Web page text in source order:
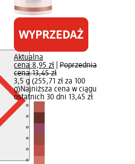
Aktualna
cena:8,95 zł |Poprzednia
cena:13,45 zł
3,5 g (255,71 zł za 100
g)Najniższa cena w ciągu
ostatnich 30 dni 13,45 zł